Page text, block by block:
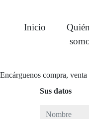
Inicio
Encárguenos compra,
Sus datos
Nombre